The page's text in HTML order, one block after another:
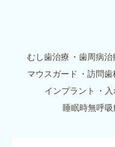
むし歯治療 歯周病治
マウスガード
訪問歯
インプラント
睡眠時無呼